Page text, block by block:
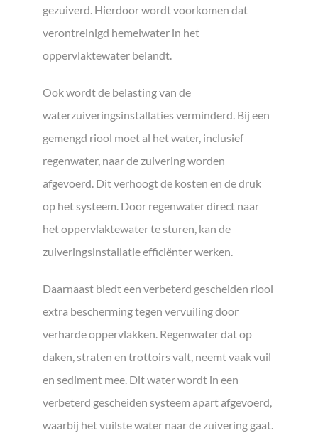
gezuiverd. Hierdoor wordt voorkomen dat
verontreinigd hemelwater in het
oppervlaktewater belandt.
Ook wordt de belasting van de
waterzuiveringsinstallaties verminderd. Bij een
gemengd riool moet al het water, inclusief
regenwater, naar de zuivering worden
afgevoerd. Dit verhoogt de kosten en de druk
op het systeem. Door regenwater direct naar
het oppervlaktewater te sturen, kan de
zuiveringsinstallatie efficiënter werken.
Daarnaast biedt een verbeterd gescheiden riool
extra bescherming tegen vervuiling door
verharde oppervlakken. Regenwater dat op
daken, straten en trottoirs valt, neemt vaak vuil
en sediment mee. Dit water wordt in een
verbeterd gescheiden systeem apart afgevoerd,
waarbij het vuilste water naar de zuivering gaat.